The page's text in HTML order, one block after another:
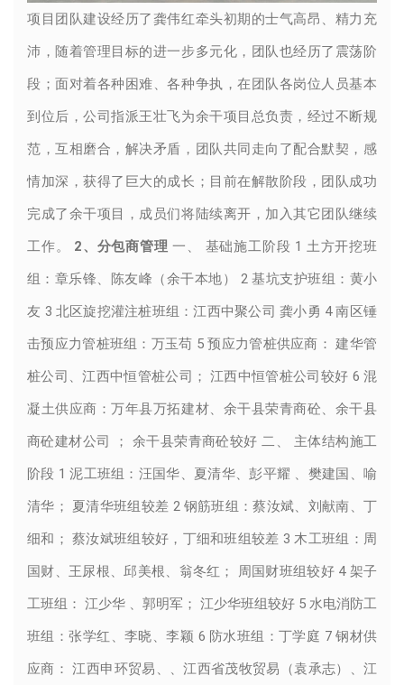
项目团队建设经历了龚伟红牵头初期的士气高昂、精力充
沛，随着管理目标的进一步多元化，团队也经历了震荡阶
段；面对着各种困难、各种争执，在团队各岗位人员基本
到位后，公司指派王壮飞为余干项目总负责，经过不断规
范，互相磨合，解决矛盾，团队共同走向了配合默契，感
情加深，获得了巨大的成长；目前在解散阶段，团队成功
完成了余干项目，成员们将陆续离开，加入其它团队继续
工作。 2、分包商管理 一、 基础施工阶段 1 土方开挖班
组：章乐锋、陈友峰（余干本地） 2 基坑支护班组：黄小
友 3 北区旋挖灌注桩班组：江西中聚公司 龚小勇 4 南区锤
击预应力管桩班组：万玉苟 5 预应力管桩供应商： 建华管
桩公司、江西中恒管桩公司； 江西中恒管桩公司较好 6 混
凝土供应商：万年县万拓建材、余干县荣青商砼、余干县
商砼建材公司 ； 余干县荣青商砼较好 二、 主体结构施工
阶段 1 泥工班组：汪国华、夏清华、彭平耀 、樊建国、喻
清华； 夏清华班组较差 2 钢筋班组：蔡汝斌、刘献南、丁
细和； 蔡汝斌班组较好，丁细和班组较差 3 木工班组：周
国财、王尿根、邱美根、翁冬红； 周国财班组较好 4 架子
工班组： 江少华 、郭明军； 江少华班组较好 5 水电消防工
班组：张学红、李晓、李颖 6 防水班组：丁学庭 7 钢材供
应商： 江西申环贸易、、江西省茂牧贸易（袁承志）、江